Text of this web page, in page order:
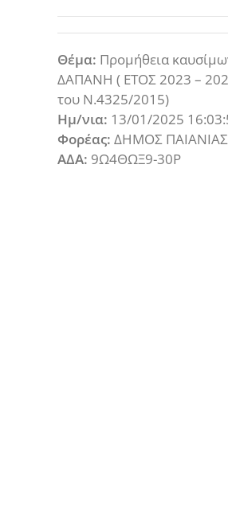
Θέμα: Προμήθεια
ΔΑΠΑΝΗ ( ΕΤΟΣ 2023 –
του Ν.4325/2015)
Ημ/νια: 13/01/2025
Φορέας: ΔΗΜΟΣ ΠΑΙΑΝΙΑΣ
ΑΔΑ: 9Ω4ΘΩΞ9-30Ρ